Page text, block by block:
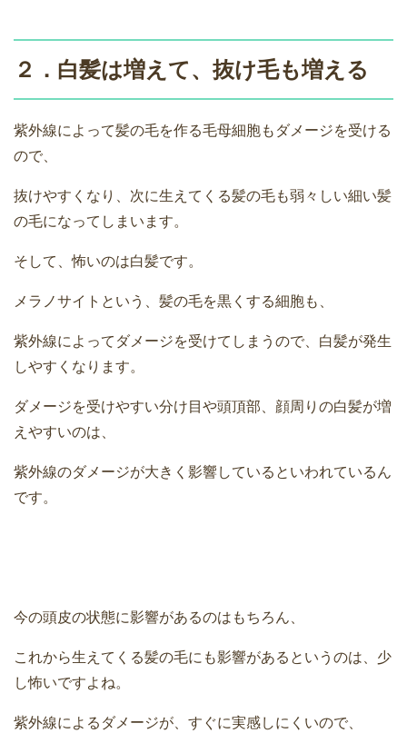
２．白髪は増えて、抜け毛も増える
紫外線によって髪の毛を作る毛母細胞もダメージを受ける
ので、
抜けやすくなり、次に生えてくる髪の毛も弱々しい細い髪
の毛になってしまいます。
そして、怖いのは白髪です。
メラノサイトという、髪の毛を黒くする細胞も、
紫外線によってダメージを受けてしまうので、白髪が発生
しやすくなります。
ダメージを受けやすい分け目や頭頂部、顔周りの白髪が増
えやすいのは、
紫外線のダメージが大きく影響しているといわれているん
です。
今の頭皮の状態に影響があるのはもちろん、
これから生えてくる髪の毛にも影響があるというのは、少
し怖いですよね。
紫外線によるダメージが、すぐに実感しにくいので、